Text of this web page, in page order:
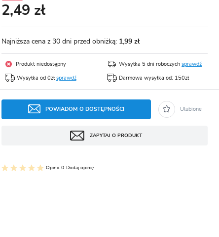
swoich danych przy kolejnych zakupach
2,49 zł
Najniższa cena z 30 dni przed obniżką: 1,99 zł
Produkt niedostępny Wysyłka 5 dni roboczychsprawdź
Wysyłka od 0zł sprawdź Darmowa wysyłka od: 150zł
POWIADOM O DOSTĘPNOŚCI Ulubione
ZAPYTAJ O PRODUKT
Opinii: 0 Dodaj opinię